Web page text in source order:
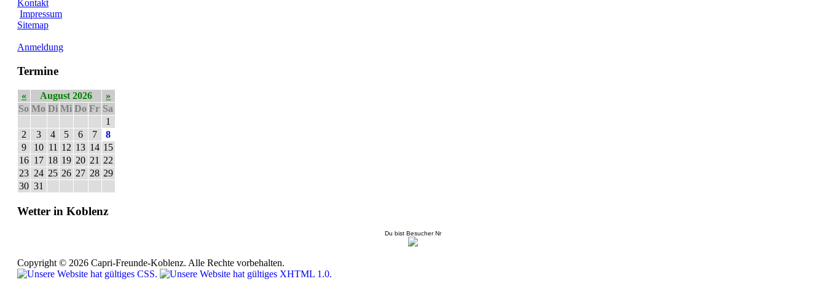
Kontakt
Impressum
Sitemap
Anmeldung
Termine
« August 2026
»
So Mo Di Mi Do Fr Sa
1
2
3 4 5 6 7
8
9
10 11 12 13 14 15
16 17 18 19 20 21 22
23 24 25 26 27 28 29
30 31
Wetter in Koblenz
Du bist Besucher Nr
Copyright © 2026 Capri-Freunde-Koblenz. Alle Rechte vorbehalten.